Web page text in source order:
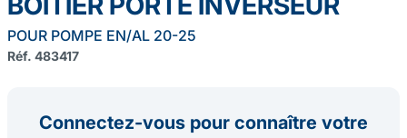
POUR POMPE EN/AL 20-25
Réf. 483417
Connectez-vous pour connaître votre